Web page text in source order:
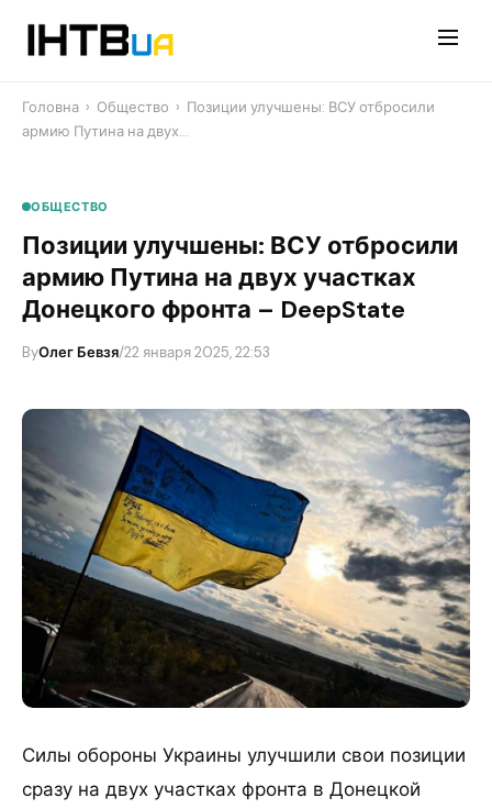
Головна › Общество › ​Позиции улучшены: ВСУ отбросили
армию Путина на двух…
ОБЩЕСТВО
​Позиции улучшены: ВСУ отбросили
армию Путина на двух участках
Донецкого фронта – DeepState
ByОлег Бевзя/22 января 2025, 22:53
Силы обороны Украины улучшили свои позиции
сразу на двух участках фронта в Донецкой